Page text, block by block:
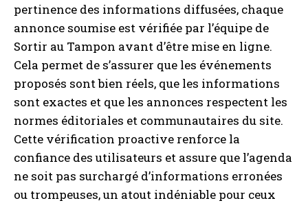
pertinence des informations diffusées, chaque
annonce soumise est vérifiée par l’équipe de
Sortir au Tampon avant d’être mise en ligne.
Cela permet de s’assurer que les événements
proposés sont bien réels, que les informations
sont exactes et que les annonces respectent les
normes éditoriales et communautaires du site.
Cette vérification proactive renforce la
confiance des utilisateurs et assure que l’agenda
ne soit pas surchargé d’informations erronées
ou trompeuses, un atout indéniable pour ceux